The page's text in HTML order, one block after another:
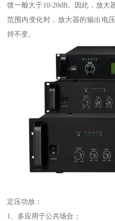
馈一般大于10-20dB。因此，放大
范围内变化时，放大器的输出电
持不变。
定压功放：
1、多应用于公共场合；